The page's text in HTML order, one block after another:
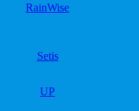
RainWise
Setis
UP